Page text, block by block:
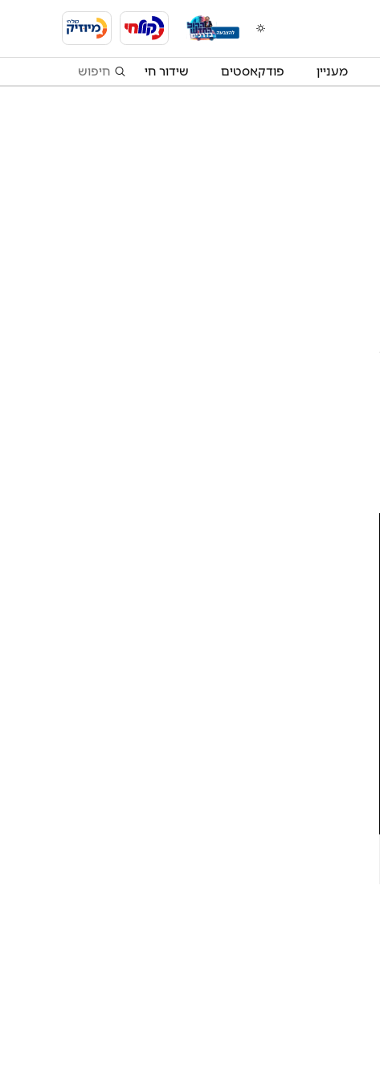
מעניין פודקאסטים שידור חי